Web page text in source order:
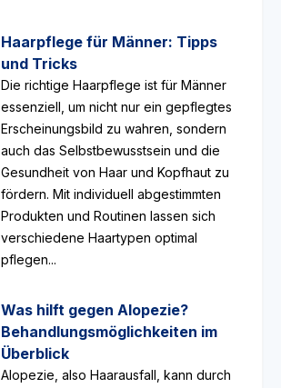
Haarpflege für Männer: Tipps
und Tricks
Die richtige Haarpflege ist für Männer
essenziell, um nicht nur ein gepflegtes
Erscheinungsbild zu wahren, sondern
auch das Selbstbewusstsein und die
Gesundheit von Haar und Kopfhaut zu
fördern. Mit individuell abgestimmten
Produkten und Routinen lassen sich
verschiedene Haartypen optimal
pflegen...
Was hilft gegen Alopezie?
Behandlungsmöglichkeiten im
Überblick
Alopezie, also Haarausfall, kann durch